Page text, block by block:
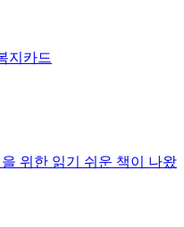
지카드
위한 읽기 쉬운 책이 나왔